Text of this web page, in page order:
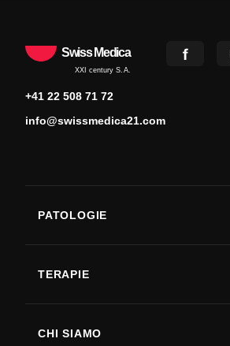
Swiss Medica
XXI century S.A.
+41 22 508 71 72
info@swissmedica21.com
PATOLOGIE
Malattia di Parkinson
TERAPIE
CHI SIAMO